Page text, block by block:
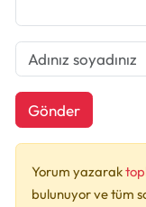
Gönder
Yorum yazarak
bulunuyor ve tüm